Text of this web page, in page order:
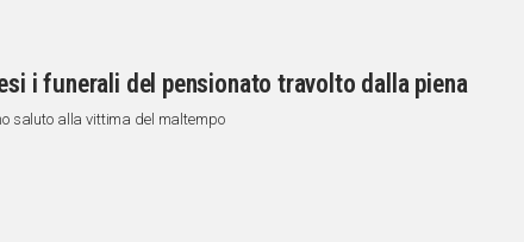
i funerali del pensionato travolto dalla piena
saluto alla vittima del maltempo